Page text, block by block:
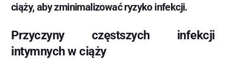
ciąży, aby zminimalizować ryzyko infekcji.
Przyczyny częstszych infekcji
intymnych w ciąży